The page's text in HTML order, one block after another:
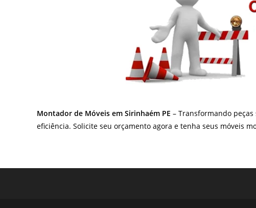
Montador de Móveis em Sirinhaém PE – Transformando
eficiência. Solicite seu orçamento agora e tenha seus móveis